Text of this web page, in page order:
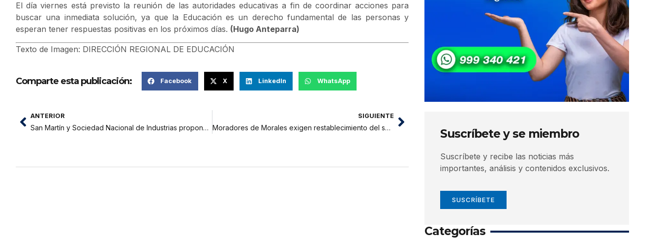
El día viernes está previsto la reunión de las autoridades educativas a fin de coordinar acciones para
buscar una inmediata solución, ya que la Educación es un derecho fundamental de las personas y
esperan tener respuestas positivas en los próximos días. (Hugo Anteparra)
Texto de Imagen: DIRECCIÓN REGIONAL DE EDUCACIÓN
Comparte esta publicación: Facebook X LinkedIn WhatsApp
ANTERIOR
San Martín y Sociedad Nacional de Industrias propone Regiones Productivas
SIGUIENTE
Moradores de Morales exigen restablecimiento del servicio de agua potable Suscríbete y se miembro
Suscríbete y recibe las noticias más
importantes, análisis y contenidos exclusivos.
SUSCRÍBETE
Categorías